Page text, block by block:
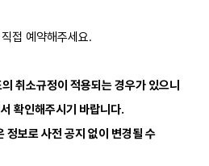
접 예약해주세요.
취소규정이 적용되는 경우가 있으니
확인해주시기 바랍니다.
정보로 사전 공지 없이 변경될 수